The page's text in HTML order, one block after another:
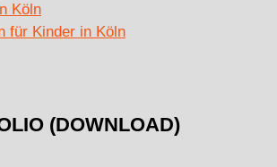
Köln
für Kinder in Köln
(DOWNLOAD)